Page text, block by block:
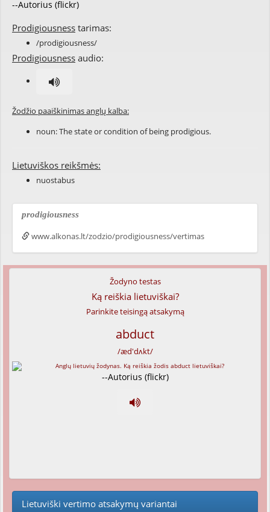
--Autorius (flickr)
Prodigiousness tarimas:
/prodigiousness/
Prodigiousness audio:
Žodžio paaiškinimas anglų kalba:
noun: The state or condition of being prodigious.
Lietuviškos reikšmės:
nuostabus
prodigiousness
www.alkonas.lt/zodzio/prodigiousness/vertimas
Žodyno testas
Ką reiškia lietuviškai?
Parinkite teisingą atsakymą
abduct
/æd'dʌkt/
--Autorius (flickr)
Lietuviški vertimo atsakymų variantai